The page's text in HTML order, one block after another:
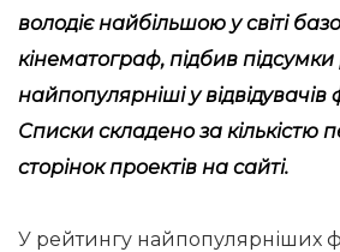
володіє найбільшою у світі
кінематограф, підбив
найпопулярніші у відвідувачів
Списки складено за кількістю
сторінок проектів на сайті.
У рейтингу найпопулярніших